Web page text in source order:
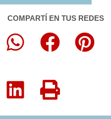
COMPARTÍ EN TUS REDES